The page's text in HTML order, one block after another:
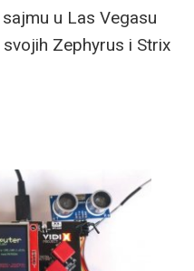
kvalitetom izrade i
odabranim
u Las Vegasu
Zephyrus i Strix